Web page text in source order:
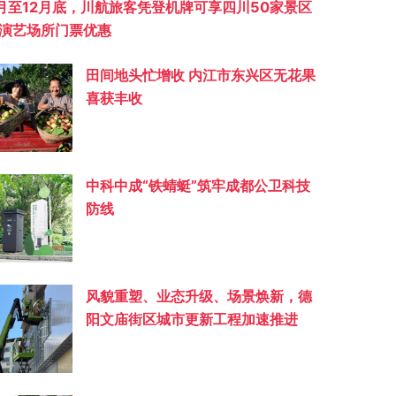
至12月底，川航旅客凭登机牌可享四川50家景区
艺场所门票优惠
田间地头忙增收 内江市东兴区无花果
喜获丰收
中科中成“铁蜻蜓”筑牢成都公卫科技
防线
风貌重塑、业态升级、场景焕新，德
阳文庙街区城市更新工程加速推进